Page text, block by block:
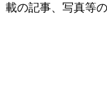
載の記事、写真等